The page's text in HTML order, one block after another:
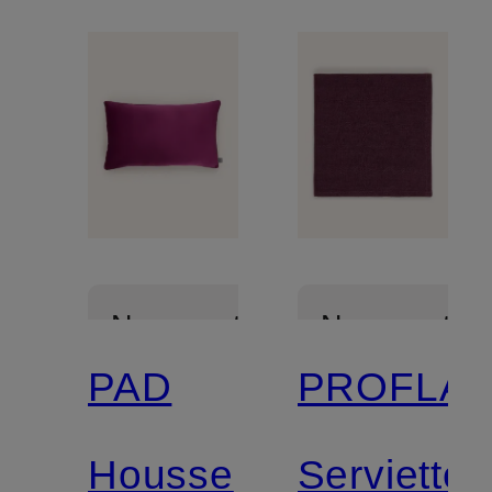
Nouveautés
PAD
Housse
Nouveautés
Serviette